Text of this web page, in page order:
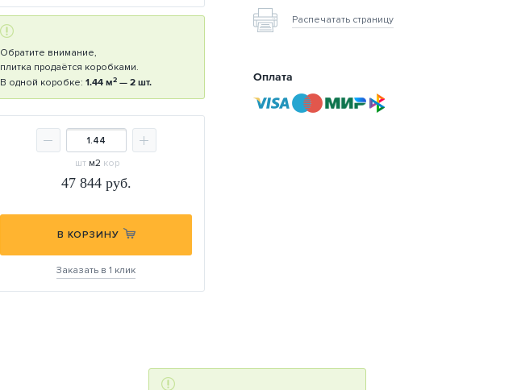
Обратите внимание,
плитка продаётся коробками.
В одной коробке: 1.44 м2 — 2 шт.
шт м2 кор
47 844 руб.
В КОРЗИНУ
Заказать в 1 клик
Распечатать страницу
Оплата